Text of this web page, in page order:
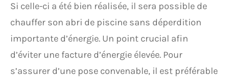
Si celle-ci a été bien réalisée, il sera possible de
chauffer son abri de piscine sans déperdition
importante d’énergie. Un point crucial afin
d’éviter une facture d’énergie élevée. Pour
s’assurer d’une pose convenable, il est préférable